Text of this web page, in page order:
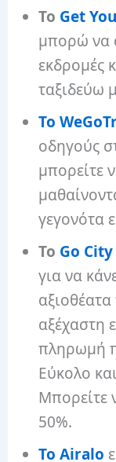
Το Get
μπορώ να
εκδρομές
ταξιδεύω
Το
οδηγούς
μπορείτε
γεγονότα
Το Go City
για να
αξέχαστη
πληρωμή
Εύκολο
Μπορείτε
50%.
Το Airalo